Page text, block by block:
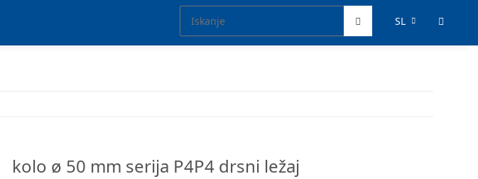
SL
kolo ø 50 mm serija P4P4 drsni ležaj